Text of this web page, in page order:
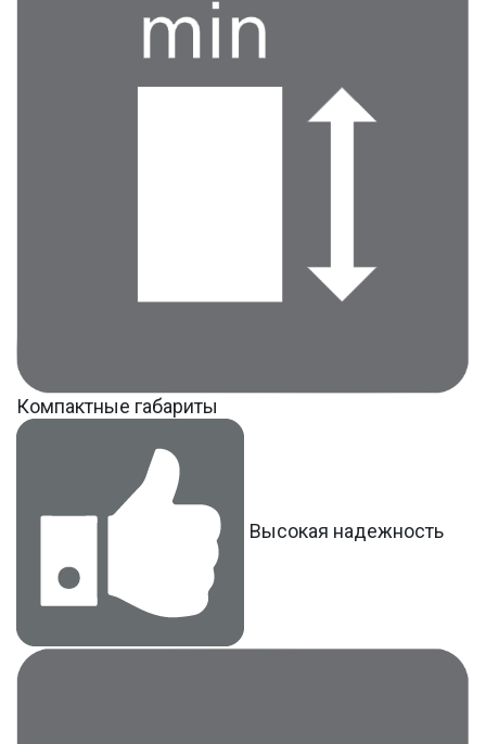
Компактные габариты
Высокая надежность